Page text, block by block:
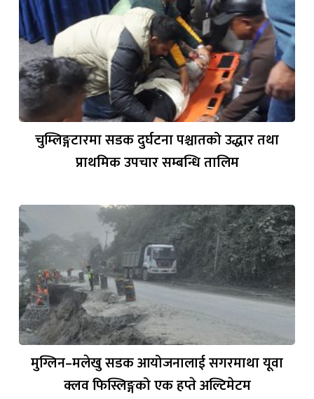
चुम्लिङ्गटारमा सडक दुर्घटना पश्चातको उद्धार तथा
प्राथमिक उपचार सम्बन्धि तालिम
मुग्लिन–मलेखु सडक आयोजनालाई सगरमाथा यूवा
क्लव फिस्लिङ्गको एक हप्ते अल्टिमेटम